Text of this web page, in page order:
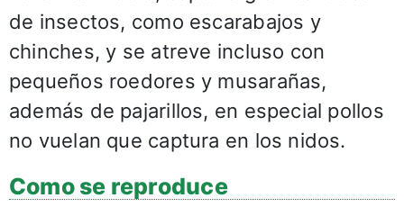
de insectos, como escarabajos y
chinches, y se atreve incluso con
pequeños roedores y musarañas,
además de pajarillos, en especial pollos
no vuelan que captura en los nidos.
Como se reproduce